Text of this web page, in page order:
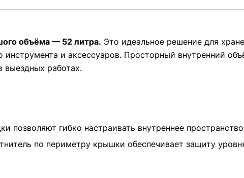
объёма — 52 литра. Это идеальное решение для
инструмента и аксессуаров. Просторный внутренний
выездных работах.
позволяют гибко настраивать внутреннее
по периметру крышки обеспечивает защиту